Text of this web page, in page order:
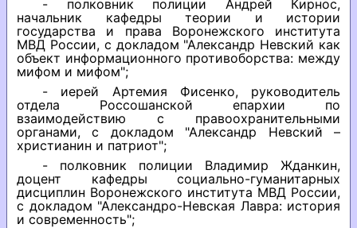
- полковник полиции Андрей Кирнос,
начальник кафедры теории и истории
государства и права Воронежского института
МВД России, с докладом "Александр Невский как
объект информационного противоборства: между
мифом и мифом";
- иерей Артемия Фисенко, руководитель
отдела Россошанской епархии по
взаимодействию с правоохранительными
органами, с докладом "Александр Невский –
христианин и патриот";
- полковник полиции Владимир Жданкин,
доцент кафедры социально-гуманитарных
дисциплин Воронежского института МВД России,
с докладом "Александро-Невская Лавра: история
и современность";